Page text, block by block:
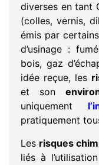
diverses en tant
(colles, vernis,
émis par
d’usinage :
bois, gaz
idée reçue, les
et son
uniquement
pratiquement
Les risques
liés à